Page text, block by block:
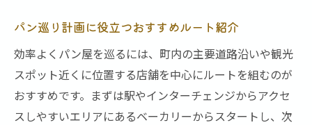
パン巡り計画に役立つおすすめルート紹介
効率よくパン屋を巡るには、町内の主要道路沿いや観光
スポット近くに位置する店舗を中心にルートを組むのが
おすすめです。まずは駅やインターチェンジからアクセ
スしやすいエリアにあるベーカリーからスタートし、次